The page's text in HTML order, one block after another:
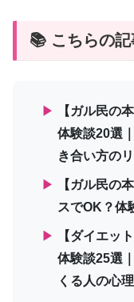
📚 こちらの
▶
【ガル民の
体験談20選
き合い方の
▶
【ガル民の
スでOK？体
▶
【ダイエッ
体験談25選
くる人の心理